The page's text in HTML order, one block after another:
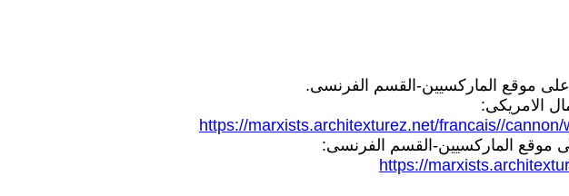
موقع الماركسيين-القسم الفرنسى.
الامريكى:
https://marxists.architexturez.net/francais//
الماركسيين-القسم الفرنسى:
https://